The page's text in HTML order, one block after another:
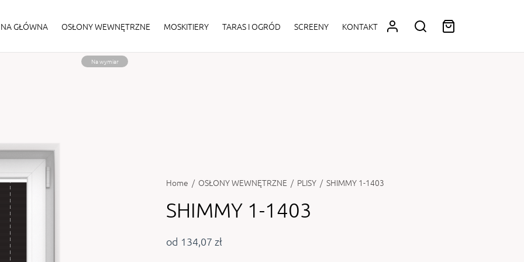
GŁÓWNA OSŁONY WEWNĘTRZNE MOSKITIERY TARAS I OGRÓD SCREENY KONTAKT
Na wymiar
Home / OSŁONY WEWNĘTRZNE / PLISY / SHIMMY 1-1403
SHIMMY 1-1403
od 134,07 zł